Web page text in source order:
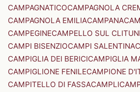
CAMPAGNATICOCAMPAGNOLA
CAMPAGNOLA EMILIACAMPANA
CAMPEGINECAMPELLO SUL
CAMPI BISENZIOCAMPI SALENTINA
CAMPIGLIA DEI BERICICAMPIGLIA
CAMPIGLIONE FENILECAMPIONE
CAMPITELLO DI FASSACAMPLI